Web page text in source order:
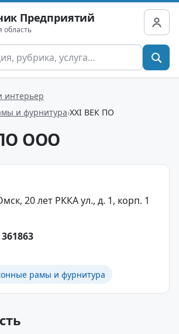
Предприятий
область
интерьер
и фурнитура XXI ВЕК ПО
ООО
20 лет РККА ул., д. 1, корп. 1
рамы и фурнитура